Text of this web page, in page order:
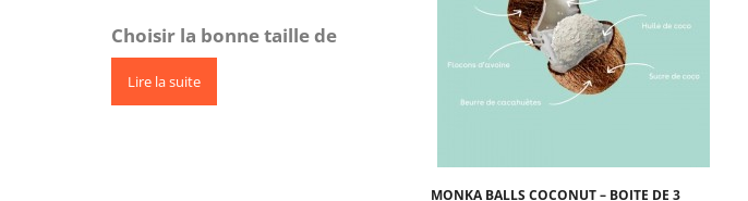
Choisir la bonne taille de
Lire la suite
MONKA BALLS COCONUT – BOITE DE 3